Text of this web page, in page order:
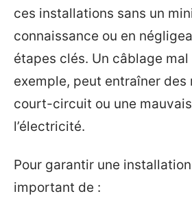
ces installations sans un
connaissance ou en
étapes clés. Un câblage
exemple, peut entraîner des
court-circuit ou une
l’électricité.
Pour garantir une
important de :